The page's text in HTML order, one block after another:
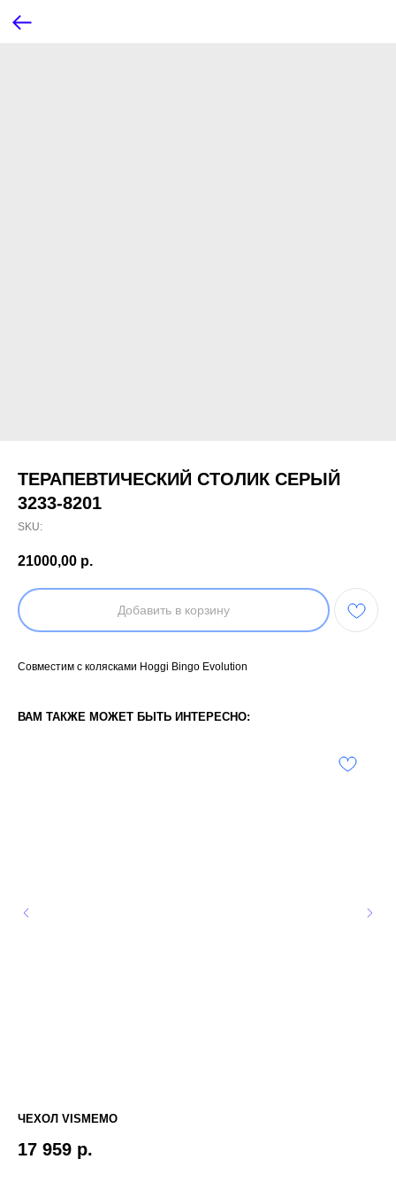
ТЕРАПЕВТИЧЕСКИЙ СТОЛИК СЕРЫЙ
3233-8201
SKU:
21000,00 р.
Добавить в корзину
Cовместим с колясками Hoggi Bingo Evolution
ВАМ ТАКЖЕ МОЖЕТ БЫТЬ ИНТЕРЕСНО:
ЧЕХОЛ VISMEMO
17 959 р.